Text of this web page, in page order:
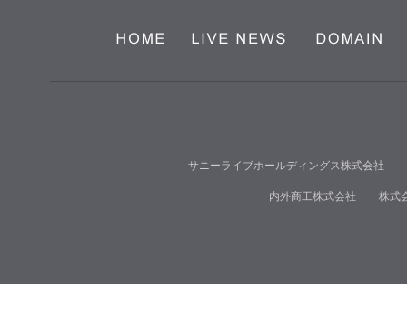
サニーライブホールディングス株式会社
内外商工株式会社 株式